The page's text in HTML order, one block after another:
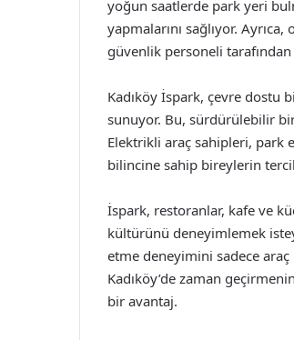
yoğun saatlerde park yeri
yapmalarını sağlıyor.
güvenlik personeli
Kadıköy İspark, çevre dostu
sunuyor. Bu, sürdürülebilir
Elektrikli araç sahipleri, park
bilincine sahip bireylerin
İspark, restoranlar, kafe ve
kültürünü deneyimlemek
etme deneyimini sadece araç
Kadıköy’de zaman
bir avantaj.